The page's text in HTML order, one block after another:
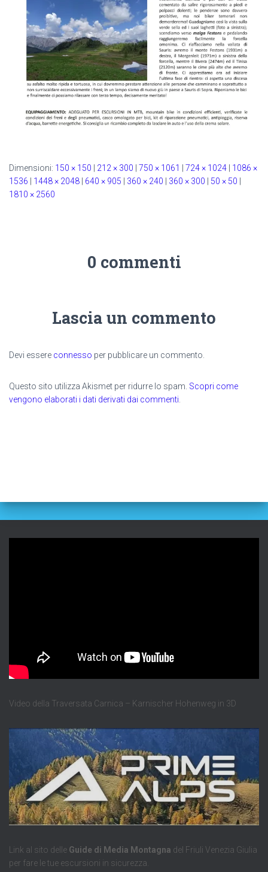
Dimensioni: 150 × 150 212 × 300 750 × 1061 724 × 1024
1086 ×
1536
1448 × 2048 640 × 905 360 × 240 360 × 300 50 × 50
1810 × 2560
0 commenti
Lascia un commento
Devi essere connesso per pubblicare un commento.
Questo sito utilizza Akismet per ridurre lo spam. Scopri come
vengono elaborati i dati derivati dai commenti
Video della Traversata Carnica – Karnischer Hohenweg in 3D
Link al sito delle Guide di Media Montagna del Friuli Venezia Giulia
per fare le tue escursioni in sicurezza.